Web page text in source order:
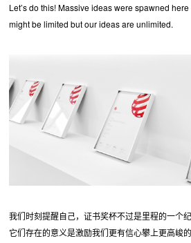
Let’s do this! Massive ideas were spawned
might be limited but our ideas are unlimited.
我们时刻提醒自己，证书奖杯不过是里程的一个纪
它们存在的意义是激励我们更有信心攀上更高峻